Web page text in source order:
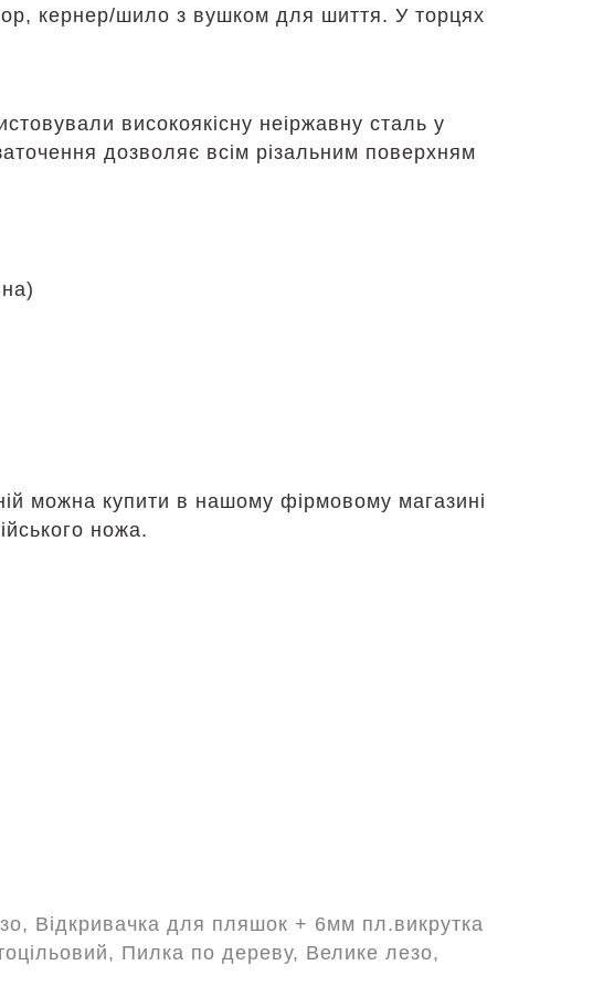
кернер/шило з вушком для шиття. У торцях
високоякісну неіржавну сталь у
дозволяє всім різальним поверхням
можна купити в нашому фірмовому магазині
ножа.
Відкривачка для пляшок + 6мм пл.викрутка
Пилка по дереву, Велике лезо,